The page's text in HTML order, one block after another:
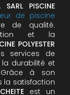
SARL PISCINE
de piscine
de qualité.
et la
POLYESTER
services de
durabilité et
à son
la satisfaction
est un